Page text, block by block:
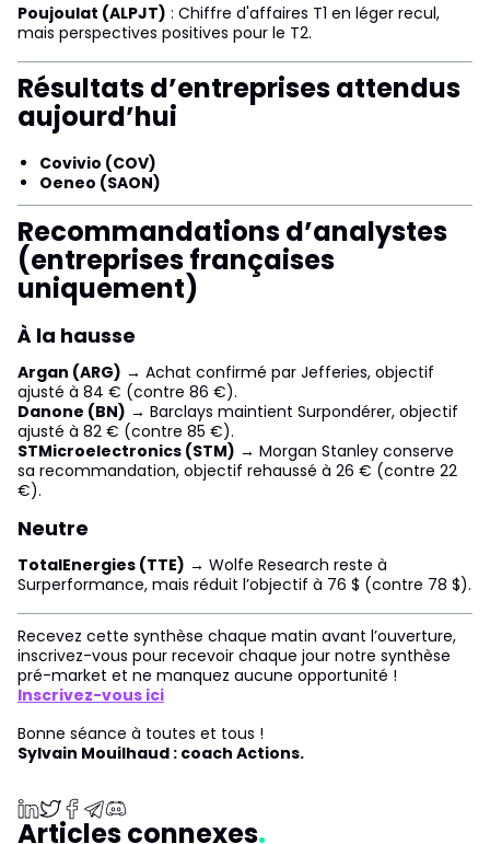
Poujoulat (ALPJT) : Chiffre d'affaires T1 en léger recul,
mais perspectives positives pour le T2.
Résultats d’entreprises attendus
aujourd’hui
Covivio (COV)
Oeneo (SAON)
Recommandations d’analystes
(entreprises françaises
uniquement)
À la hausse
Argan (ARG) → Achat confirmé par Jefferies, objectif
ajusté à 84 € (contre 86 €).
Danone (BN) → Barclays maintient Surpondérer, objectif
ajusté à 82 € (contre 85 €).
STMicroelectronics (STM) → Morgan Stanley conserve
sa recommandation, objectif rehaussé à 26 € (contre 22
€).
Neutre
TotalEnergies (TTE) → Wolfe Research reste à
Surperformance, mais réduit l’objectif à 76 $ (contre 78 $).
Recevez cette synthèse chaque matin avant l’ouverture,
inscrivez-vous pour recevoir chaque jour notre synthèse
pré-market et ne manquez aucune opportunité !
Inscrivez-vous ici
Bonne séance à toutes et tous !
Sylvain Mouilhaud : coach Actions.
Articles connexes